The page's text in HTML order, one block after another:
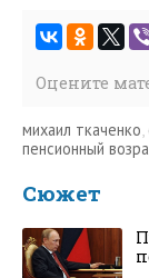
Оцените
михаил ткаченко
пенсионный
Сюжет